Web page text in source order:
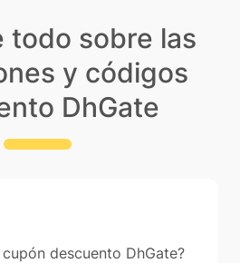
todo sobre las
y códigos
DhGate
descuento DhGate?